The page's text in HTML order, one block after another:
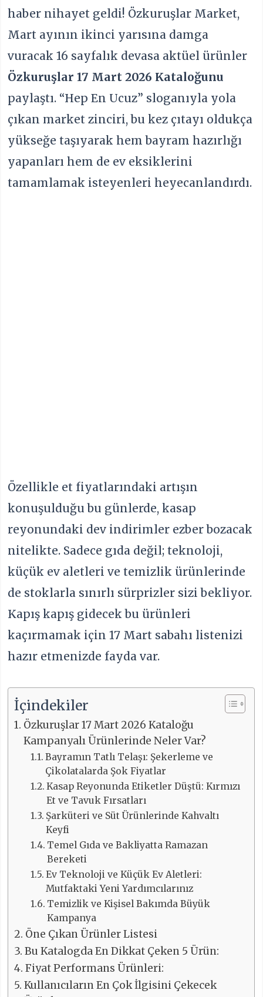
haber nihayet geldi! Özkuruşlar Market,
Mart ayının ikinci yarısına damga
vuracak 16 sayfalık devasa aktüel ürünler
Özkuruşlar 17 Mart 2026 Kataloğunu
paylaştı. “Hep En Ucuz” sloganıyla yola
çıkan market zinciri, bu kez çıtayı oldukça
yükseğe taşıyarak hem bayram hazırlığı
yapanları hem de ev eksiklerini
tamamlamak isteyenleri heyecanlandırdı.
Özellikle et fiyatlarındaki artışın
konuşulduğu bu günlerde, kasap
reyonundaki dev indirimler ezber bozacak
nitelikte. Sadece gıda değil; teknoloji,
küçük ev aletleri ve temizlik ürünlerinde
de stoklarla sınırlı sürprizler sizi bekliyor.
Kapış kapış gidecek bu ürünleri
kaçırmamak için 17 Mart sabahı listenizi
hazır etmenizde fayda var.
İçindekiler
Özkuruşlar 17 Mart 2026 Kataloğu
Kampanyalı Ürünlerinde Neler Var?
Bayramın Tatlı Telaşı: Şekerleme ve
Çikolatalarda Şok Fiyatlar
Kasap Reyonunda Etiketler Düştü: Kırmızı
Et ve Tavuk Fırsatları
Şarküteri ve Süt Ürünlerinde Kahvaltı
Keyfi
Temel Gıda ve Bakliyatta Ramazan
Bereketi
Ev Teknoloji ve Küçük Ev Aletleri:
Mutfaktaki Yeni Yardımcılarınız
Temizlik ve Kişisel Bakımda Büyük
Kampanya
Öne Çıkan Ürünler Listesi
Bu Katalogda En Dikkat Çeken 5 Ürün:
Fiyat Performans Ürünleri:
Kullanıcıların En Çok İlgisini Çekecek